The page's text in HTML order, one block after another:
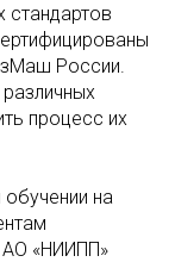
стандартов
России.
процесс их
на
АО «НИИПП»